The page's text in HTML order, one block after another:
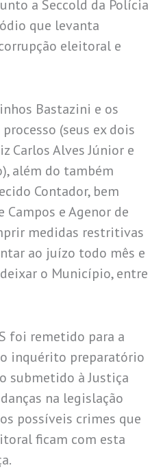
a Seccold da Polícia
que levanta
eleitoral e
Bastazini e os
(seus ex dois
Carlos Alves Júnior e
além do também
Contador, bem
e Agenor de
medidas restritivas
ao juízo todo mês e
o Município, entre
foi remetido para a
inquérito preparatório
submetido à Justiça
na legislação
possíveis crimes que
ficam com esta